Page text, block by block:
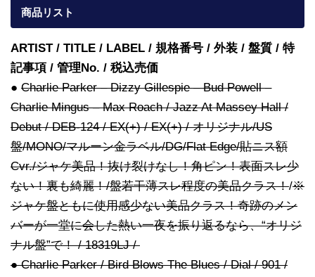
商品リスト
ARTIST / TITLE / LABEL / 規格番号 / 外装 / 盤質 / 特
記事項 / 管理No. / 税込売価
● Charlie Parker – Dizzy Gillespie – Bud Powell –
Charlie Mingus – Max Roach / Jazz At Massey Hall /
Debut / DEB-124 / EX(+) / EX(+) / オリジナル/US
盤/MONO/マルーン金ラベル/DG/Flat Edge/貼ニス額
Cvr./ジャケ美品！抜け裂けなし！角ピン！表面スレ少
ない！裏も綺麗！/盤若干薄スレ程度の美品クラス！/※
ジャケ盤ともに使用感少ない美品クラス！奇跡のメン
バーが一堂に会した熱い一夜を振り返るなら、“オリジ
ナル盤”で！ / 18319LJ /
● Charlie Parker / Bird Blows The Blues / Dial / 901 /